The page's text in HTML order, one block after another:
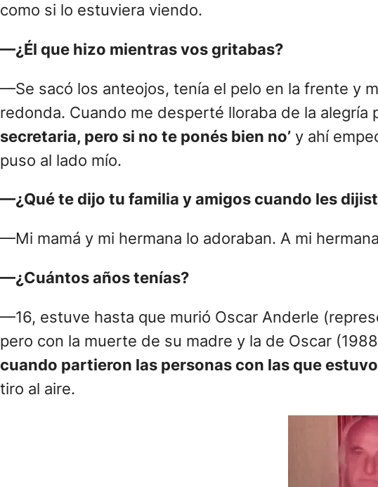
como si lo estuviera viendo.
—¿Él que hizo mientras vos gritabas?
—Se sacó los anteojos, tenía el pelo en la frente y
redonda. Cuando me desperté lloraba de la alegría
secretaria, pero si no te ponés bien no’ y ahí
puso al lado mío.
—¿Qué te dijo tu familia y amigos cuando les
—Mi mamá y mi hermana lo adoraban. A mi
—¿Cuántos años tenías?
—16, estuve hasta que murió Oscar Anderle
pero con la muerte de su madre y la de Oscar
cuando partieron las personas con las que
tiro al aire.